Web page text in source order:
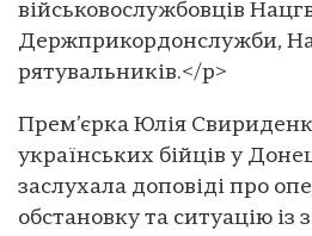
військовослужбовців
Держприкордонслужби,
рятувальників.</p>
Прем’єрка Юлія
українських бійців у
заслухала доповіді про
обстановку та ситуацію